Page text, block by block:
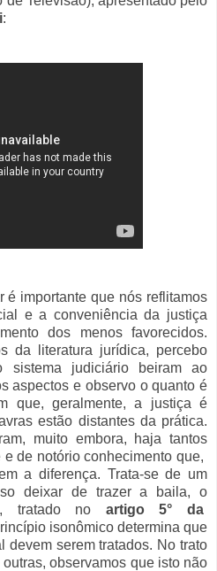
:
é importante que nós reflitamos
e a conveniência da justiça
dos menos favorecidos.
da literatura jurídica, percebo
sistema judiciário beiram ao
aspectos e observo o quanto é
que, geralmente, a justiça é
estão distantes da prática.
muito embora, haja tantos
de notório conhecimento que,
a diferença. Trata-se de um
deixar de trazer a baila, o
, tratado no artigo 5° da
isonômico determina que
devem serem tratados. No trato
observamos que isto não